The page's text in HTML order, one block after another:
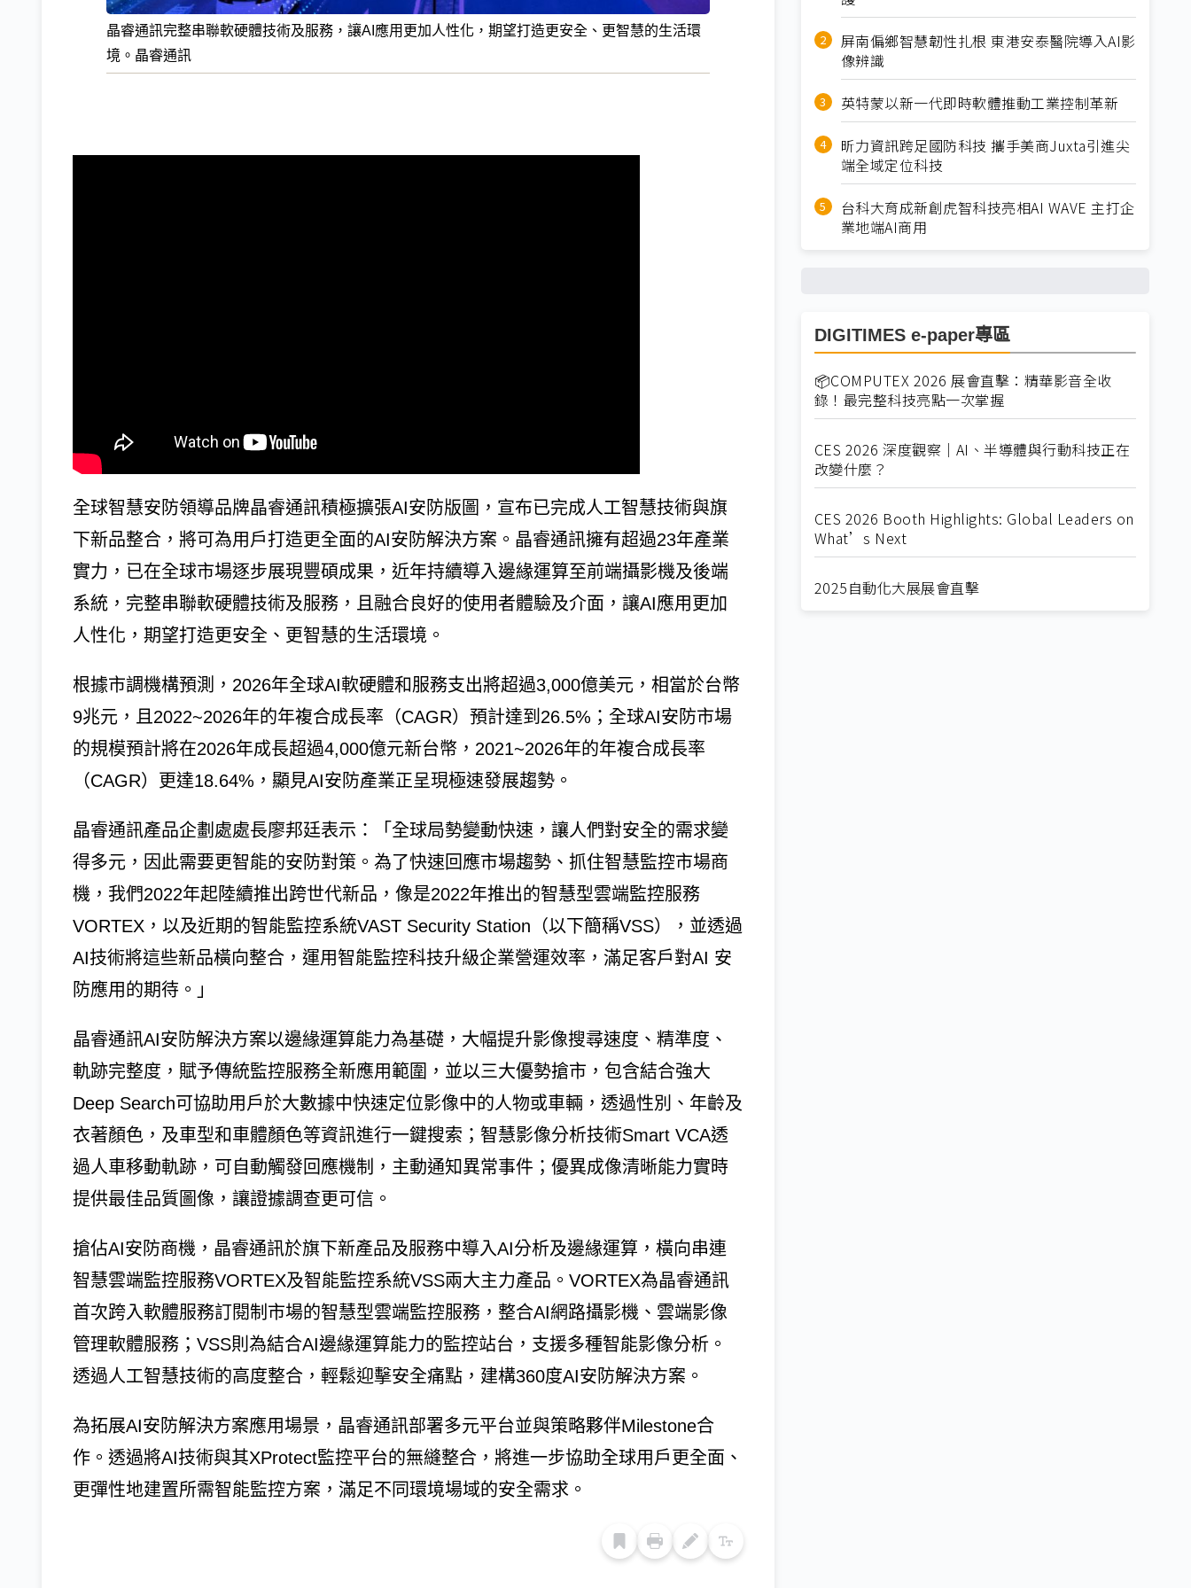
晶睿通訊完整串聯軟硬體技術及服務，讓AI應用更加人性化，期望打造更安全、更智慧的生活環
境。晶睿通訊
全球智慧安防領導品牌晶睿通訊積極擴張AI安防版圖，宣布已完成人工智慧技術與旗
下新品整合，將可為用戶打造更全面的AI安防解決方案。晶睿通訊擁有超過23年產業
實力，已在全球市場逐步展現豐碩成果，近年持續導入邊緣運算至前端攝影機及後端
系統，完整串聯軟硬體技術及服務，且融合良好的使用者體驗及介面，讓AI應用更加
人性化，期望打造更安全、更智慧的生活環境。
根據市調機構預測，2026年全球AI軟硬體和服務支出將超過3,000億美元，相當於台幣
9兆元，且2022~2026年的年複合成長率（CAGR）預計達到26.5%；全球AI安防市場
的規模預計將在2026年成長超過4,000億元新台幣，2021~2026年的年複合成長率
（CAGR）更達18.64%，顯見AI安防產業正呈現極速發展趨勢。
晶睿通訊產品企劃處處長廖邦廷表示：「全球局勢變動快速，讓人們對安全的需求變
得多元，因此需要更智能的安防對策。為了快速回應市場趨勢、抓住智慧監控市場商
機，我們2022年起陸續推出跨世代新品，像是2022年推出的智慧型雲端監控服務
VORTEX，以及近期的智能監控系統VAST Security Station（以下簡稱VSS），並透過
AI技術將這些新品橫向整合，運用智能監控科技升級企業營運效率，滿足客戶對AI 安
防應用的期待。」
晶睿通訊AI安防解決方案以邊緣運算能力為基礎，大幅提升影像搜尋速度、精準度、
軌跡完整度，賦予傳統監控服務全新應用範圍，並以三大優勢搶市，包含結合強大
Deep Search可協助用戶於大數據中快速定位影像中的人物或車輛，透過性別、年齡及
衣著顏色，及車型和車體顏色等資訊進行一鍵搜索；智慧影像分析技術Smart VCA透
過人車移動軌跡，可自動觸發回應機制，主動通知異常事件；優異成像清晰能力實時
提供最佳品質圖像，讓證據調查更可信。
搶佔AI安防商機，晶睿通訊於旗下新產品及服務中導入AI分析及邊緣運算，橫向串連
智慧雲端監控服務VORTEX及智能監控系統VSS兩大主力產品。VORTEX為晶睿通訊
首次跨入軟體服務訂閱制市場的智慧型雲端監控服務，整合AI網路攝影機、雲端影像
管理軟體服務；VSS則為結合AI邊緣運算能力的監控站台，支援多種智能影像分析。
透過人工智慧技術的高度整合，輕鬆迎擊安全痛點，建構360度AI安防解決方案。
為拓展AI安防解決方案應用場景，晶睿通訊部署多元平台並與策略夥伴Milestone合
作。透過將AI技術與其XProtect監控平台的無縫整合，將進一步協助全球用戶更全面、
更彈性地建置所需智能監控方案，滿足不同環境場域的安全需求。
屏南偏鄉智慧韌性扎根 東港安泰醫院導入AI影
像辨識
英特蒙以新一代即時軟體推動工業控制革新
昕力資訊跨足國防科技 攜手美商Juxta引進尖
端全域定位科技
台科大育成新創虎智科技亮相AI WAVE 主打企
業地端AI商用
DIGITIMES e-paper專區
📦COMPUTEX 2026 展會直擊：精華影音全收
錄！最完整科技亮點一次掌握
CES 2026 深度觀察｜AI、半導體與行動科技正在
改變什麼？
CES 2026 Booth Highlights: Global Leaders on
What’s Next
2025自動化大展展會直擊